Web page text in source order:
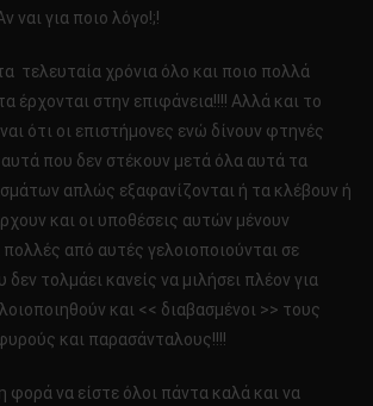
ναι για ποιο λόγο!;!
τελευταία χρόνια όλο και ποιο πολλά
έρχονται στην επιφάνεια!!!! Αλλά και το
ότι οι επιστήμονες ενώ δίνουν φτηνές
αυτά που δεν στέκουν μετά όλα αυτά τα
απλώς εξαφανίζονται ή τα κλέβουν ή
και οι υποθέσεις αυτών μένουν
πολλές από αυτές γελοιοποιούνται σε
τολμάει κανείς να μιλήσει πλέον για
και << διαβασμένοι >> τους
και παρασάνταλους!!!!
φορά να είστε όλοι πάντα καλά και να